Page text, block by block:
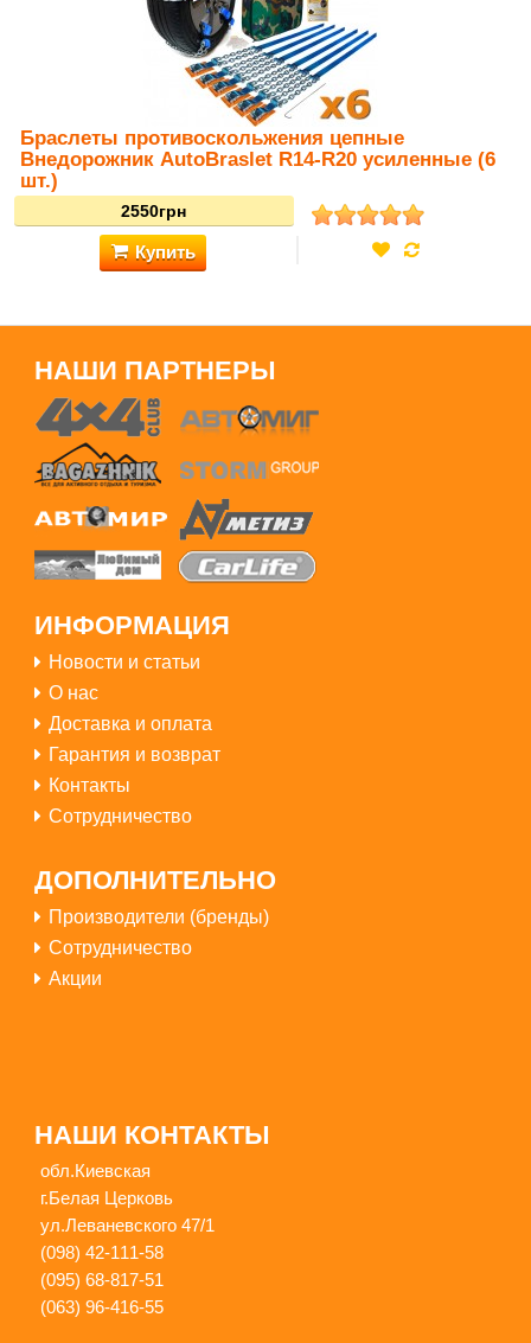
2420грн
Купить
Браслеты противоскольжения цепные
Внедорожник AutoBraslet R14-R20 усиленные (6
шт.)
НАШИ ПАРТНЕРЫ
ИНФОРМАЦИЯ
Новости и статьи
О нас
Доставка и оплата
Гарантия и возврат
Контакты
Сотрудничество
ДОПОЛНИТЕЛЬНО
Производители (бренды)
Сотрудничество
Акции
НАШИ КОНТАКТЫ
обл.Киевская
г.Белая Церковь
ул.Леваневского 47/1
(098) 42-111-58
(095) 68-817-51
(063) 96-416-55